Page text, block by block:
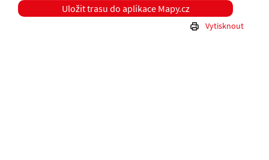
Vytisknout
Uložit trasu do aplikace Mapy.cz